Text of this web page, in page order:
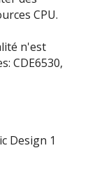
CPU.
n'est
CDE6530,